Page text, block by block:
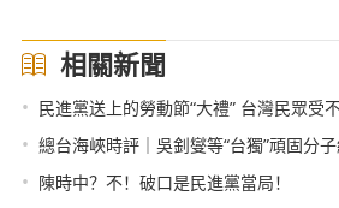
相關新聞
• 民進黨送上的勞動節“大禮” 台灣民眾受
• 總台海峽時評｜吳釗燮等“台獨”頑固分
• 陳時中？不！破口是民進黨當局！